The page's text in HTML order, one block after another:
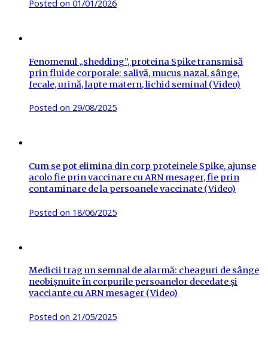
Posted on 01/01/2026
Fenomenul „shedding”, proteina Spike transmisă
prin fluide corporale: salivă, mucus nazal, sânge,
fecale, urină, lapte matern, lichid seminal (Video)
Posted on 29/08/2025
Cum se pot elimina din corp proteinele Spike, ajunse
acolo fie prin vaccinare cu ARN mesager, fie prin
contaminare de la persoanele vaccinate (Video)
Posted on 18/06/2025
Medicii trag un semnal de alarmă: cheaguri de sânge
neobișnuite în corpurile persoanelor decedate și
vacciante cu ARN mesager (Video)
Posted on 21/05/2025